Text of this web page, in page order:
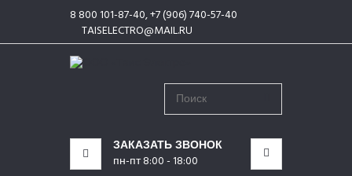
8 800 101-87-40, +7 (906) 740-57-40
TAISELECTRO@MAIL.RU
ЗАКАЗАТЬ ЗВОНОК
пн-пт 8:00 - 18:00
КАТЕГОРИИ